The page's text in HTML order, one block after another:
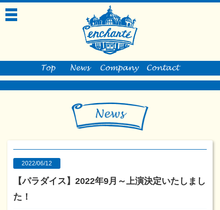
toggle
2022/06/12
【パラダイス】2022年9月～上演決定いたしまし
た！